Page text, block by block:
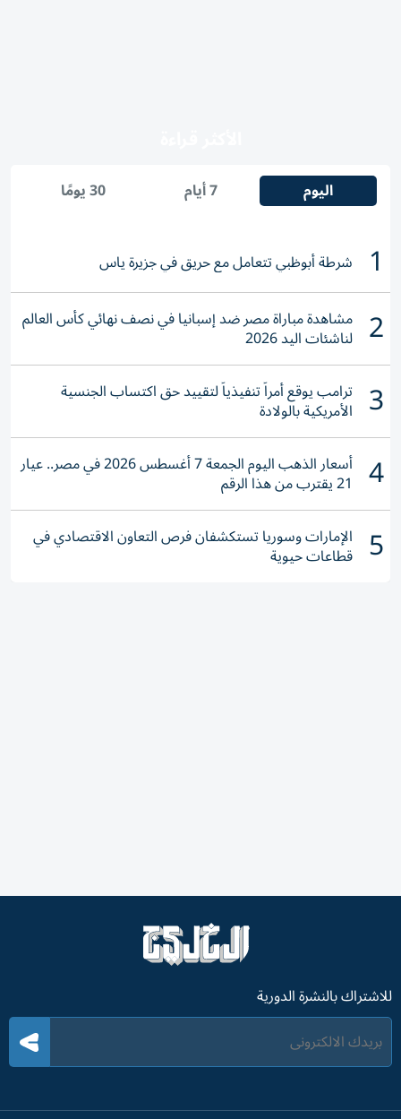
اليوم 7 أيام 30 يومًا
1 شرطة أبوظبي تتعامل مع حريق في جزيرة ياس
2 مشاهدة مباراة مصر ضد إسبانيا في نصف نهائي كأس العالم
لناشئات اليد 2026
3 ترامب يوقع أمراً تنفيذياً لتقييد حق اكتساب الجنسية
الأمريكية بالولادة
4 أسعار الذهب اليوم الجمعة 7 أغسطس 2026 في مصر.. عيار
21 يقترب من هذا الرقم
5 الإمارات وسوريا تستكشفان فرص التعاون الاقتصادي في
قطاعات حيوية
للاشتراك بالنشرة الدورية